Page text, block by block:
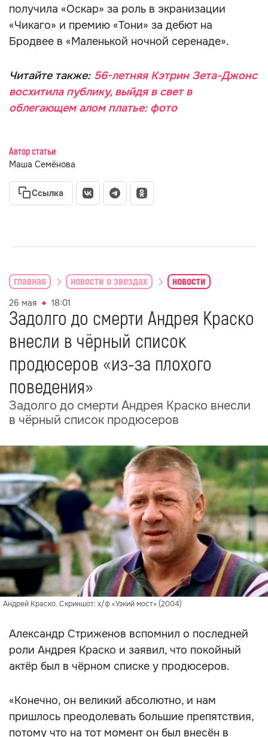
получила «Оскар» за роль в экранизации
«Чикаго» и премию «Тони» за дебют на
Бродвее в «Маленькой ночной серенаде».
Читайте также: 56-летняя Кэтрин Зета-Джонс
восхитила публику, выйдя в свет в
облегающем алом платье: фото
Автор статьи
Маша Семёнова
Ссылка
главная новости о звездах новости
26 мая 18:01
Задолго до смерти Андрея Краско
внесли в чёрный список
продюсеров «из-за плохого
поведения»
Задолго до смерти Андрея Краско внесли
в чёрный список продюсеров
Андрей Краско. Скриншот: х/ф «Узкий мост» (2004)
Александр Стриженов вспомнил о последней
роли Андрея Краско и заявил, что покойный
актёр был в чёрном списке у продюсеров.
«Конечно, он великий абсолютно, и нам
пришлось преодолевать большие препятствия,
потому что на тот момент он был внесён в